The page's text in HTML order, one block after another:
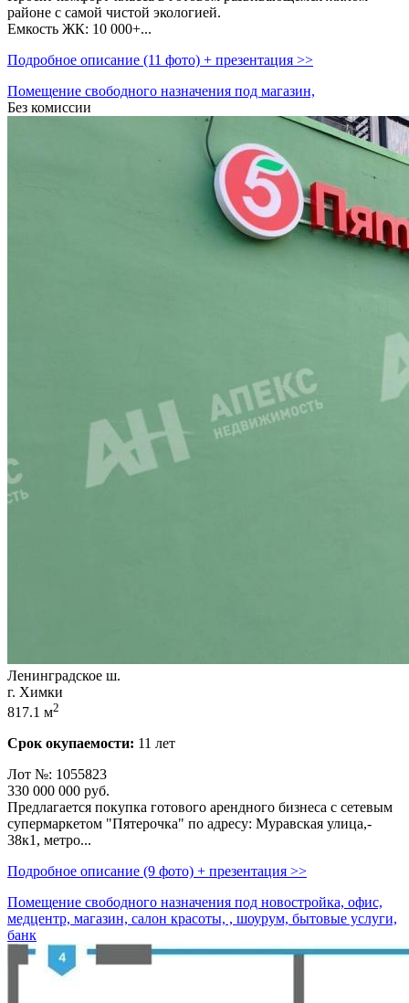
районе с самой чистой экологией.
Емкость ЖК: 10 000+...
Подробное описание (11 фото) + презентация >>
Помещение свободного назначения под магазин,
Без комиссии
Ленинградское ш.
г. Химки
817.1 м2
Срок окупаемости: 11 лет
Лот №: 1055823
330 000 000 руб.
Предлагается покупка готового арендного бизнеса с сетевым
супермаркетом "Пятерочка" по адресу: Муравская улица,­
38к1,­ метро...
Подробное описание (9 фото) + презентация >>
Помещение свободного назначения под новостройка, офис,
медцентр, магазин, салон красоты, , шоурум, бытовые услуги,
банк